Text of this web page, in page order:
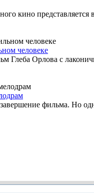
кино
человеке
Орлова с
фильма. Но